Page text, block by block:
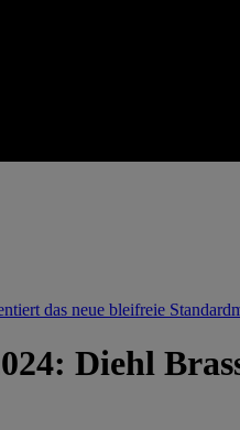
das neue bleifreie
Diehl